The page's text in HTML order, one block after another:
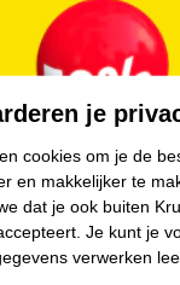
je
cookies om je de
en makkelijker te
dat je ook buiten
Je kunt je
verwerken